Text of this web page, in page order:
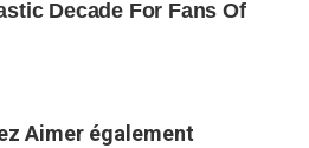
Aimer également